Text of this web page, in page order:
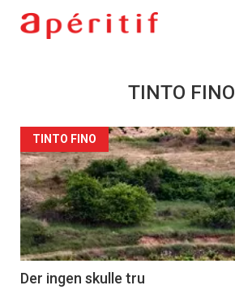
TINTO FINO
TINTO FINO
Der ingen skulle tru